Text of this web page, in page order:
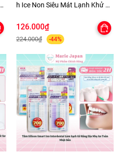
h Ice Non Siêu Mát Lạnh Khử M
126.000₫
224.000₫ -44%